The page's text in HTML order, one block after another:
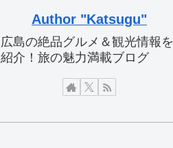
Author "Katsugu"
広島の絶品グルメ＆観光情報を
紹介！旅の魅力満載ブログ